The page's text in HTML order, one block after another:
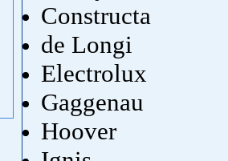
Constructa
de Longi
Electrolux
Gaggenau
Hoover